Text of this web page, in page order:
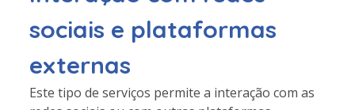
sociais e plataformas
externas
Este tipo de serviços permite a interação com as